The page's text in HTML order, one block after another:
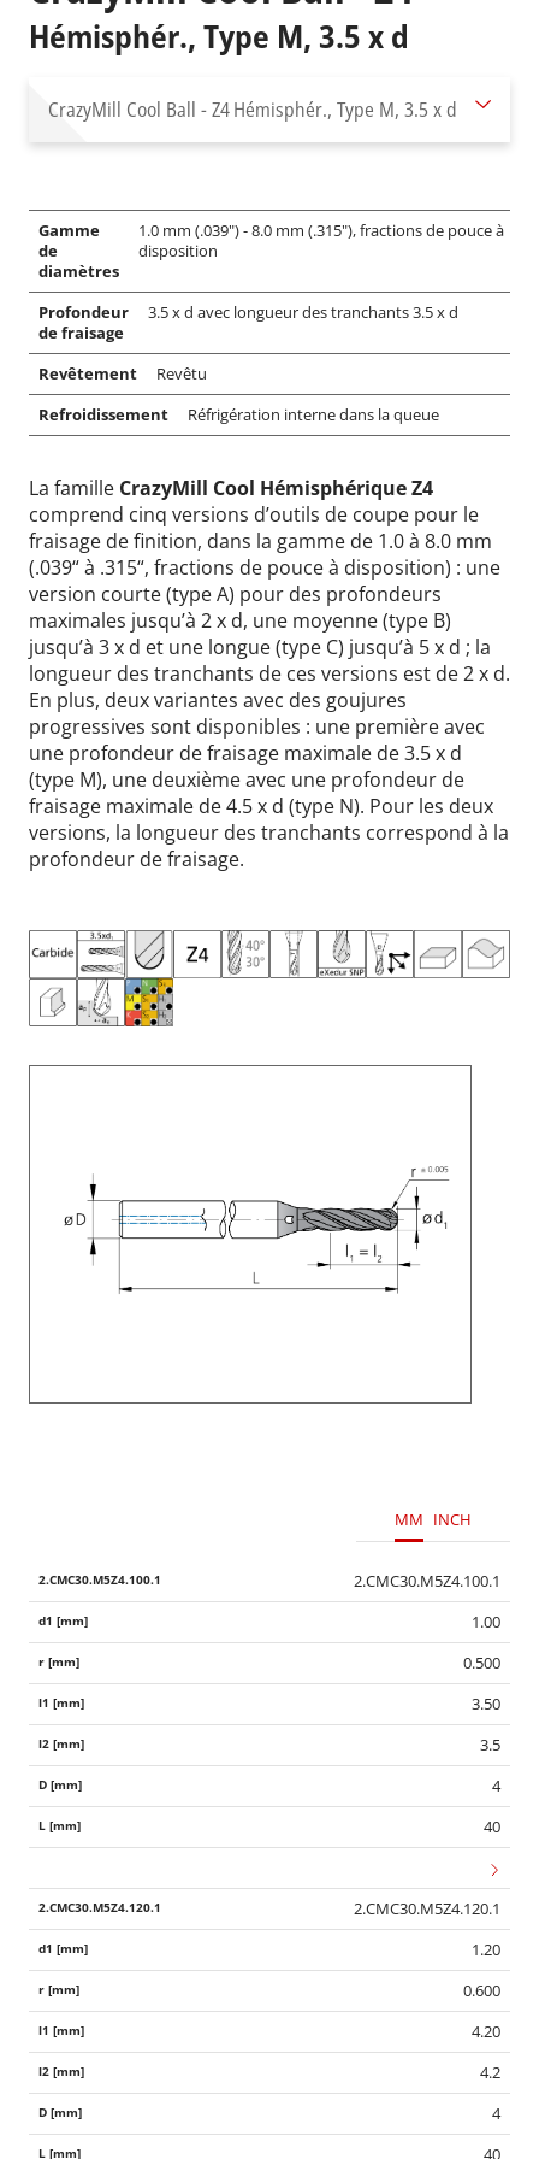
Hémisphér., Type M, 3.5 x d
CrazyMill Cool Ball - Z4Hémisphér., Type M, 3.5 x d
Gamme
de
diamètres
1.0 mm (.039") - 8.0 mm (.315"), fractions de pouce à
disposition
Profondeur
de fraisage
3.5 x d avec longueur des tranchants 3.5 x d
Revêtement
Revêtu
Refroidissement
Réfrigération interne dans la queue
La famille CrazyMill Cool Hémisphérique Z4
comprend cinq versions d’outils de coupe pour le
fraisage de finition, dans la gamme de 1.0 à 8.0 mm
(.039“ à .315“, fractions de pouce à disposition) : une
version courte (type A) pour des profondeurs
maximales jusqu’à 2 x d, une moyenne (type B)
jusqu’à 3 x d et une longue (type C) jusqu’à 5 x d ; la
longueur des tranchants de ces versions est de 2 x d.
En plus, deux variantes avec des goujures
progressives sont disponibles : une première avec
une profondeur de fraisage maximale de 3.5 x d
(type M), une deuxième avec une profondeur de
fraisage maximale de 4.5 x d (type N). Pour les deux
versions, la longueur des tranchants correspond à la
profondeur de fraisage.
MM INCH
2.CMC30.M5Z4.100.1
1.00
0.500
3.50
3.5
4
40
2.CMC30.M5Z4.120.1
1.20
0.600
4.20
4.2
4
40